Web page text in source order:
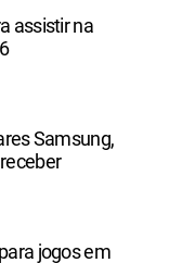
assistir na
Samsung,
jogos em